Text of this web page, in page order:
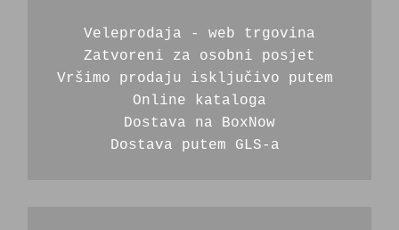
Veleprodaja - web trgovina
Zatvoreni za osobni posjet
Vršimo prodaju isključivo putem
Online kataloga
Dostava na BoxNow
Dostava putem GLS-a